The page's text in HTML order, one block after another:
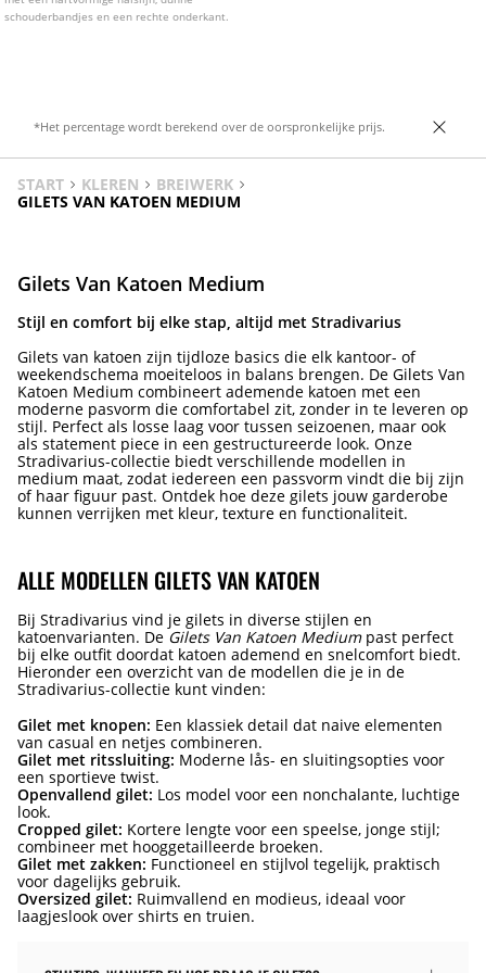
schouderbandjes en een rechte onderkant.
*Het percentage wordt berekend over de oorspronkelijke prijs.
START KLEREN
BREIWERK
GILETS VAN KATOEN MEDIUM
Gilets Van Katoen Medium
Stijl en comfort bij elke stap, altijd met Stradivarius
Gilets van katoen zijn tijdloze basics die elk kantoor- of
weekendschema moeiteloos in balans brengen. De Gilets Van
Katoen Medium combineert ademende katoen met een
moderne pasvorm die comfortabel zit, zonder in te leveren op
stijl. Perfect als losse laag voor tussen seizoenen, maar ook
als statement piece in een gestructureerde look. Onze
Stradivarius-collectie biedt verschillende modellen in
medium maat, zodat iedereen een passvorm vindt die bij zijn
of haar figuur past. Ontdek hoe deze gilets jouw garderobe
kunnen verrijken met kleur, texture en functionaliteit.
ALLE MODELLEN GILETS VAN KATOEN
Bij Stradivarius vind je gilets in diverse stijlen en
katoenvarianten. De Gilets Van Katoen Mediumpast perfect
bij elke outfit doordat katoen ademend en snelcomfort biedt.
Hieronder een overzicht van de modellen die je in de
Stradivarius-collectie kunt vinden:
Gilet met knopen: Een klassiek detail dat naive elementen
van casual en netjes combineren.
Gilet met ritssluiting: Moderne lås- en sluitingsopties voor
een sportieve twist.
Openvallend gilet: Los model voor een nonchalante, luchtige
look.
Cropped gilet: Kortere lengte voor een speelse, jonge stijl;
combineer met hooggetailleerde broeken.
Gilet met zakken: Functioneel en stijlvol tegelijk, praktisch
voor dagelijks gebruik.
Oversized gilet: Ruimvallend en modieus, ideaal voor
laagjeslook over shirts en truien.